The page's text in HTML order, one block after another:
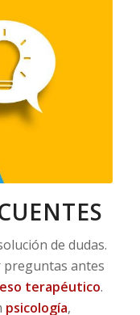
de dudas.
preguntas antes
terapéutico.
psicología,